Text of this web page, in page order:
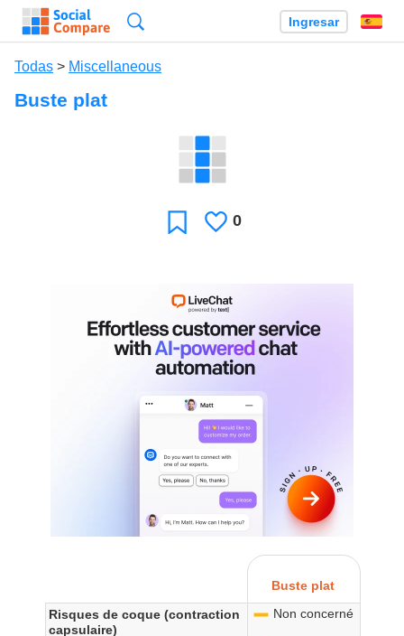
Ingresar
Todas > Miscellaneous
Buste plat
Favoritos
Le
0
Buste plat
Risques de coque (contraction
capsulaire)
Non concerné